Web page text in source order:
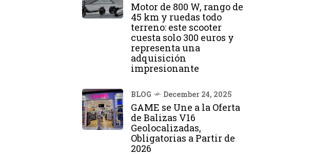
Motor de 800 W, rango de
45 km y ruedas todo
terreno: este scooter
cuesta solo 300 euros y
representa una
adquisición
impresionante
BLOG December 24, 2025
GAME se Une a la Oferta
de Balizas V16
Geolocalizadas,
Obligatorias a Partir de
2026